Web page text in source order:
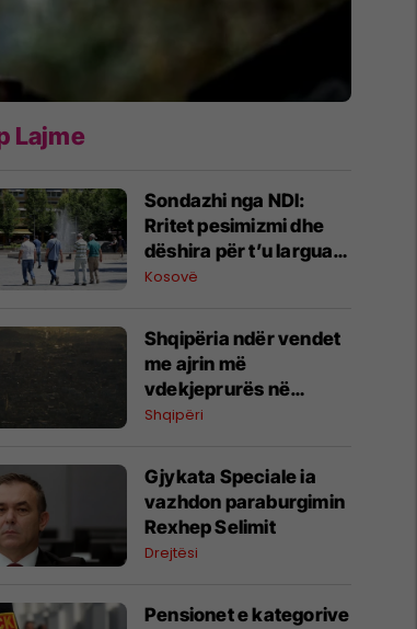
Lajme
Sondazhi nga NDI:
Rritet pesimizmi dhe
dëshira për t’u larguar
nga Kosova – çmimet
shqetësimet kryesore
Kosovë
Shqipëria ndër vendet
me ajrin më
vdekjeprurës në
Evropë
Shqipëri
Gjykata Speciale ia
vazhdon paraburgimin
Rexhep Selimit
Drejtësi
Pensionet e kategorive